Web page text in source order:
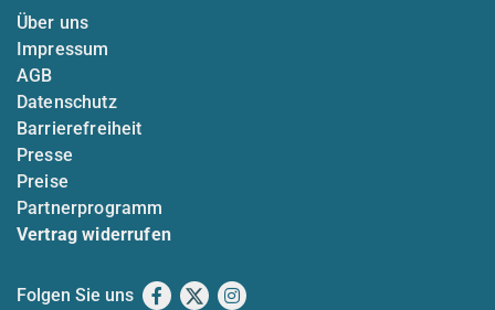
Über uns
Impressum
AGB
Datenschutz
Barrierefreiheit
Presse
Preise
Partnerprogramm
Vertrag widerrufen
Folgen Sie uns Facebook
X Instagram